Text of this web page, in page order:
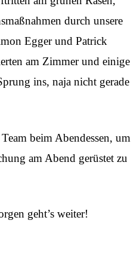
durch unsere
Egger und Patrick
am Zimmer und einige
ins, naja nicht gerade
beim Abendessen, um
am Abend gerüstet zu
geht’s weiter!